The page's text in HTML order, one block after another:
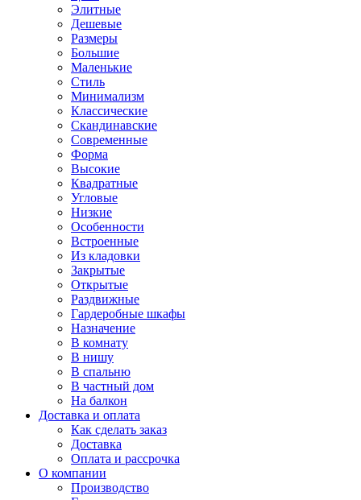
Элитные
Дешевые
Размеры
Большие
Маленькие
Стиль
Минимализм
Классические
Скандинавские
Современные
Форма
Высокие
Квадратные
Угловые
Низкие
Особенности
Встроенные
Из кладовки
Закрытые
Открытые
Раздвижные
Гардеробные шкафы
Назначение
В комнату
В нишу
В спальню
В частный дом
На балкон
Доставка и оплата
Как сделать заказ
Доставка
Оплата и рассрочка
О компании
Производство